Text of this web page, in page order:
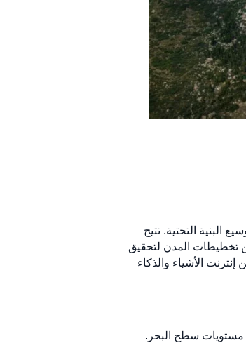
البنية التحتية. تتيح
تخطيطات المدن لتحقيق
الأشياء والذكاء
مستويات سطح البحر.